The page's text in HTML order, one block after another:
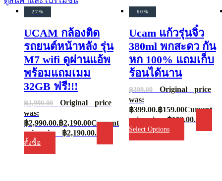
27%
UCAM กล้องติด
รถยนต์หน้าหลัง รุ่น
M7 wifi ดูผ่านแอ้พ
พร้อมแถมเมม
32GB ฟรี!!!
฿2,990.00
Original price
was:
฿2,990.00.฿2,190.00Current
price is: ฿2,190.00.
สั้งซื้อ
60%
Ucam แก้วรุ่นจิ๋ว
380ml พกสะดว กัน
หก 100% แถมเก็บ
ร้อนได้นาน
฿399.00
Original price
was:
฿399.00.฿159.00Current
price is: ฿159.00.
Select Options